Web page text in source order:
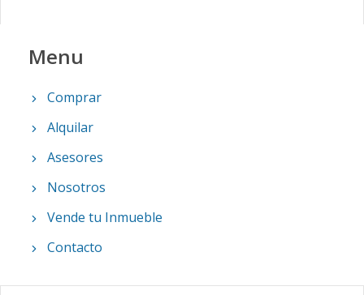
Menu
Comprar
Alquilar
Asesores
Nosotros
Vende tu Inmueble
Contacto